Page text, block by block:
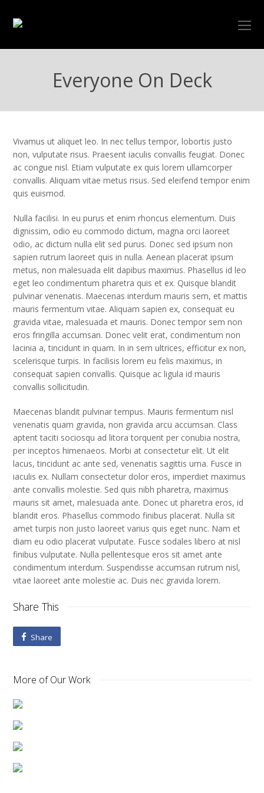
Everyone On Deck
Vivamus ut aliquet leo. In nec tellus tempor, lobortis justo
non, vulputate risus. Praesent iaculis convallis feugiat. Donec
ac congue nisl. Etiam vulputate ex quis lorem ullamcorper
convallis. Aliquam vitae metus risus. Sed eleifend tempor enim
quis euismod.
Nulla facilisi. In eu purus et enim rhoncus elementum. Duis
dignissim, odio eu commodo dictum, magna orci laoreet
odio, ac dictum nulla elit sed purus. Donec sed ipsum non
sapien rutrum laoreet quis in nulla. Aenean placerat ipsum
metus, non malesuada elit dapibus maximus. Phasellus id leo
eget leo condimentum pharetra quis et ex. Quisque blandit
pulvinar venenatis. Maecenas interdum mauris sem, et mattis
mauris fermentum vitae. Aliquam sapien ex, consequat eu
gravida vitae, malesuada et mauris. Donec tempor sem non
eros fringilla accumsan. Donec velit erat, condimentum non
lacinia a, tincidunt in quam. In in sem ultrices, efficitur ex non,
scelerisque turpis. In facilisis lorem eu felis maximus, in
consequat sapien convallis. Quisque ac ligula id mauris
convallis sollicitudin.
Maecenas blandit pulvinar tempus. Mauris fermentum nisl
venenatis quam gravida, non gravida arcu accumsan. Class
aptent taciti sociosqu ad litora torquent per conubia nostra,
per inceptos himenaeos. Morbi at consectetur elit. Ut elit
lacus, tincidunt ac ante sed, venenatis sagittis urna. Fusce in
iaculis ex. Nullam consectetur dolor eros, imperdiet maximus
ante convallis molestie. Sed quis nibh pharetra, maximus
mauris sit amet, malesuada ante. Donec ut pharetra eros, id
blandit eros. Phasellus commodo finibus placerat. Nulla sit
amet turpis non justo laoreet varius quis eget nunc. Nam et
diam eu odio placerat vulputate. Fusce sodales libero at nisl
finibus vulputate. Nulla pellentesque eros sit amet ante
condimentum interdum. Suspendisse accumsan rutrum nisl,
vitae laoreet ante molestie ac. Duis nec gravida lorem.
Share This
Share
More of Our Work